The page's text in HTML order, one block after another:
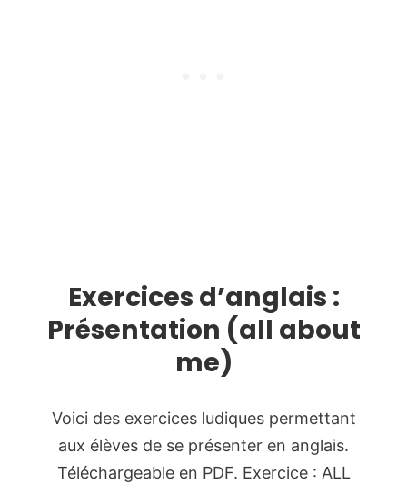
Exercices d’anglais :
Présentation (all about
me)
Voici des exercices ludiques permettant
aux élèves de se présenter en anglais.
Téléchargeable en PDF. Exercice : ALL